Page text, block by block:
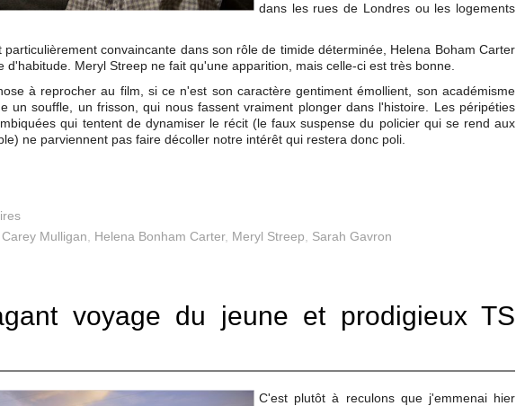
dans les rues de Londres ou les logements
particulièrement convaincante dans son rôle de timide déterminée, Helena Boham Carter
d'habitude. Meryl Streep ne fait qu'une apparition, mais celle-ci est très bonne.
à reprocher au film, si ce n'est son caractère gentiment émollient, son académisme
un souffle, un frisson, qui nous fassent vraiment plonger dans l'histoire. Les péripéties
qui tentent de dynamiser le récit (le faux suspense du policier qui se rend aux
ne parviennent pas faire décoller notre intérêt qui restera donc poli.
Carey Mulligan Helena Bonham Carter, Meryl Streep Sarah Gavron
voyage du jeune et prodigieux TS
C'est plutôt à reculons que j'emmenai hier